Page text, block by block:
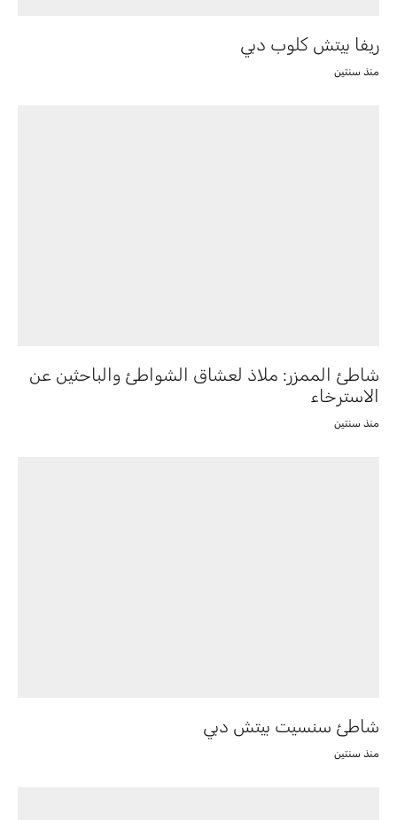
ريفا بيتش كلوب دبي
منذ سنتين
شاطئ الممزر: ملاذ لعشاق الشواطئ والباحثين عن
الاسترخاء
منذ سنتين
شاطئ سنسيت بيتش دبي
منذ سنتين